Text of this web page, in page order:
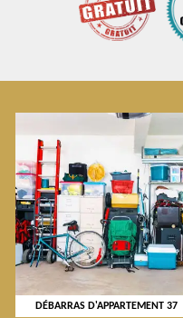
DÉBARRAS D'APPARTEMENT 37